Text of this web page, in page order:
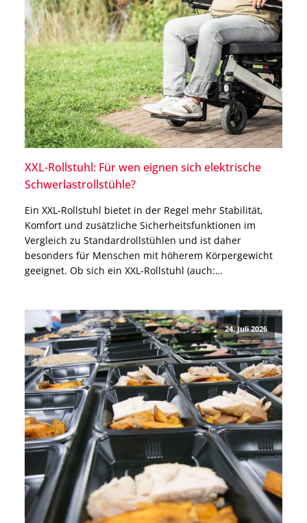
XXL-Rollstuhl: Für wen eignen sich elektrische
Schwerlastrollstühle?
Ein XXL-Rollstuhl bietet in der Regel mehr Stabilität,
Komfort und zusätzliche Sicherheitsfunktionen im
Vergleich zu Standardrollstühlen und ist daher
besonders für Menschen mit höherem Körpergewicht
geeignet. Ob sich ein XXL-Rollstuhl (auch:
große Menschen oder Menschen mit einem allgemein
breiten Körperbau […]
24. Juli 2026